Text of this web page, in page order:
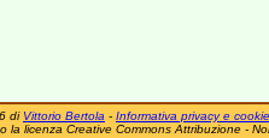
di Vittorio Bertola - Informativa privacy e cookie
la licenza Creative Commons Attribuzione -